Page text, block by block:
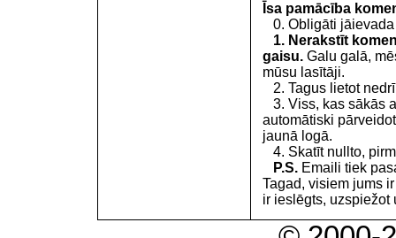
Īsa pamācība
0. Obligāti jāievada
1. Nerakstīt
gaisu. Galu galā,
mūsu lasītāji.
2. Tagus lietot
3. Viss, kas sākās
automātiski
jaunā logā.
4. Skatīt nullto,
P.S. Emaili tiek
Tagad, visiem jums
ir ieslēgts, uzspiežot